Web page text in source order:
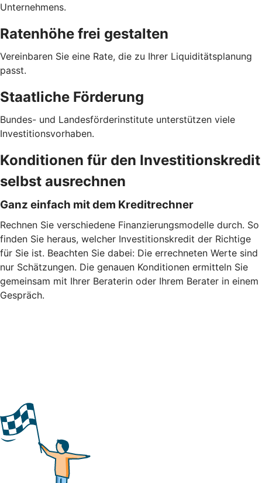
Unternehmens.
Ratenhöhe frei gestalten
Vereinbaren Sie eine Rate, die zu Ihrer Liquiditätsplanung
passt.
Staatliche Förderung
Bundes- und Landesförderinstitute unterstützen viele
Investitionsvorhaben.
Konditionen für den Investitionskredit
selbst ausrechnen
Ganz einfach mit dem Kreditrechner
Rechnen Sie verschiedene Finanzierungsmodelle durch. So
finden Sie heraus, welcher Investitionskredit der Richtige
für Sie ist. Beachten Sie dabei: Die errechneten Werte sind
nur Schätzungen. Die genauen Konditionen ermitteln Sie
gemeinsam mit Ihrer Beraterin oder Ihrem Berater in einem
Gespräch.